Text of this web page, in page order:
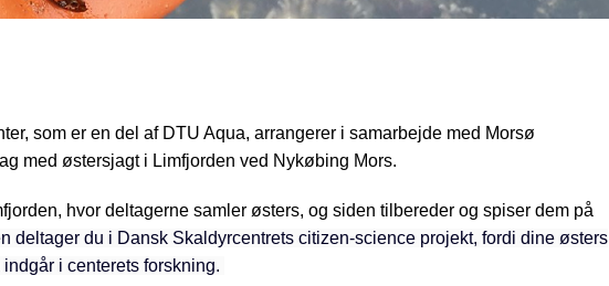
som er en del af DTU Aqua, arrangerer i samarbejde med Morsø
med østersjagt i Limfjorden ved Nykøbing Mors.
hvor deltagerne samler østers, og siden tilbereder og spiser dem på
deltager du i Dansk Skaldyrcentrets citizen-science projekt, fordi dine østers
i centerets forskning.